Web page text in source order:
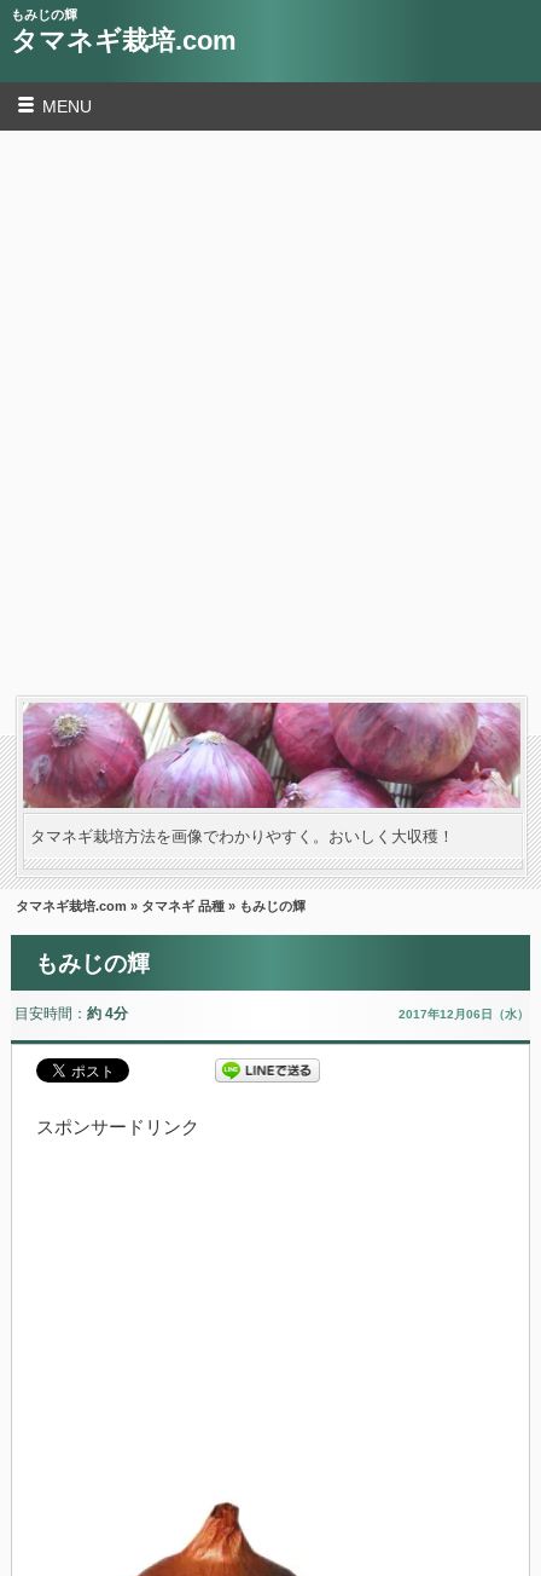
もみじの輝
タマネギ栽培.com
MENU
タマネギ栽培方法を画像でわかりやすく。おいしく大収穫！
タマネギ栽培.com » タマネギ 品種 » もみじの輝
もみじの輝
目安時間： 約 4分 2017年12月06日（水）
スポンサードリンク